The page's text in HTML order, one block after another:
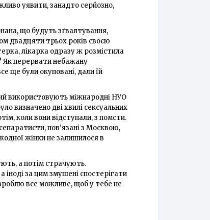
уявити, занадто серйозно,
що будуть зґвалтування,
двадцяти трьох років своєю
лікарка одразу ж розмістила
Як перервати небажану
ще були окуповані, дали їй
використовують міжнародні НУО
визначено дві хвилі сексуальних
коли вони відступали, з помсти.
пов'язані з Москвою,
жінки не залишилося в
а потім страчують.
іноді за цим змушені спостерігати
все можливе, щоб у тебе не